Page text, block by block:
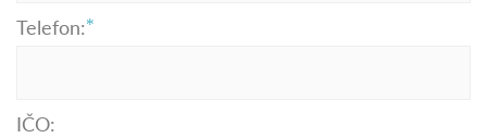
Telefon:
IČO: